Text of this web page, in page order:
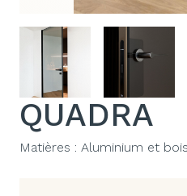
QUADRA
Matières : Aluminium et